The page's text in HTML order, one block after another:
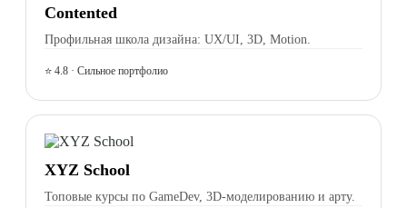
Contented
Профильная школа дизайна: UX/UI, 3D, Motion.
⭐ 4.8 · Сильное портфолио
XYZ School
Топовые курсы по GameDev, 3D-моделированию и арту.